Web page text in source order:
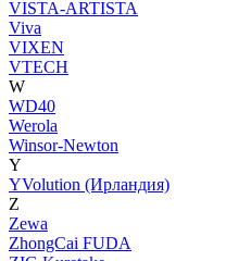
VISTA-ARTISTA
Viva
VIXEN
VTECH
W
WD40
Werola
Winsor-Newton
Y
YVolution (Ирландия)
Z
Zewa
ZhongCai FUDA